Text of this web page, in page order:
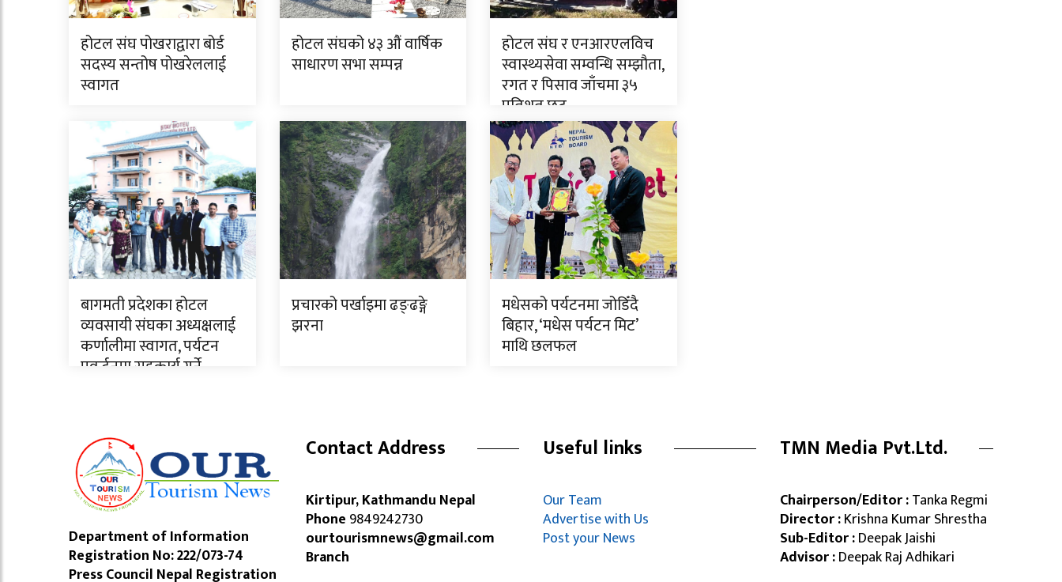
होटल संघ पोखराद्वारा बोर्ड
सदस्य सन्तोष पोखरेललाई
स्वागत
होटल संघको ४३ औं वार्षिक
साधारण सभा सम्पन्न
होटल संघ र एनआरएलविच
स्वास्थ्यसेवा सम्वन्धि सम्झौता,
रगत र पिसाव जाँचमा ३५
प्रतिशत छुट
बागमती प्रदेशका होटल
व्यवसायी संघका अध्यक्षलाई
कर्णालीमा स्वागत, पर्यटन
प्रवर्द्धनमा सहकार्य गर्ने
प्रचारको पर्खाइमा ढङ्ढङ्गे
झरना
मधेसको पर्यटनमा जोडिँदै
बिहार, ‘मधेस पर्यटन मिट’
माथि छलफल
Department of Information
Registration No: 222/073-74
Press Council Nepal Registration
Contact Address
Kirtipur, Kathmandu Nepal
Phone 9849242730
ourtourismnews@gmail.com
Branch
Useful links
Our Team
Advertise with Us
Post your News
TMN Media Pvt.Ltd.
Chairperson/Editor :Tanka Regmi
Director :Krishna Kumar Shrestha
Sub-Editor :Deepak Jaishi
Advisor :Deepak Raj Adhikari